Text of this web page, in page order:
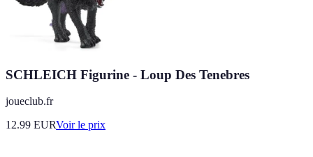
SCHLEICH Figurine - Loup Des Tenebres
joueclub.fr
12.99 EURVoir le prix